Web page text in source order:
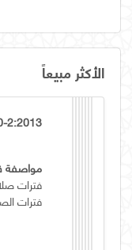
الأكثر مبيعاً
2:2013
مواصفة
فترات
فترات